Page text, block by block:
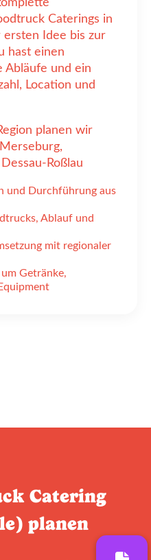
Caterings in
ersten Idee bis zur
hast einen
Abläufe und ein
Location und
planen wir
Roßlau
und Durchführung aus
Ablauf und
mit regionaler
Getränke,
Catering
planen